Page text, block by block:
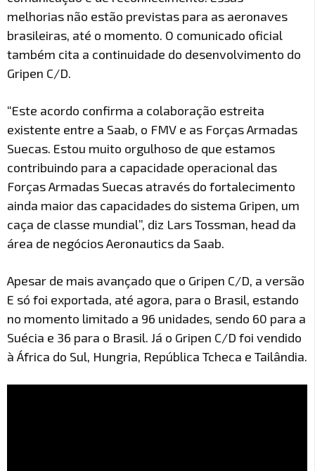
melhorias não estão previstas para as aeronaves
brasileiras, até o momento. O comunicado oficial
também cita a continuidade do desenvolvimento do
Gripen C/D.
“Este acordo confirma a colaboração estreita
existente entre a Saab, o FMV e as Forças Armadas
Suecas. Estou muito orgulhoso de que estamos
contribuindo para a capacidade operacional das
Forças Armadas Suecas através do fortalecimento
ainda maior das capacidades do sistema Gripen, um
caça de classe mundial”, diz Lars Tossman, head da
área de negócios Aeronautics da Saab.
Apesar de mais avançado que o Gripen C/D, a versão
E só foi exportada, até agora, para o Brasil, estando
no momento limitado a 96 unidades, sendo 60 para a
Suécia e 36 para o Brasil. Já o Gripen C/D foi vendido
à África do Sul, Hungria, República Tcheca e Tailândia.